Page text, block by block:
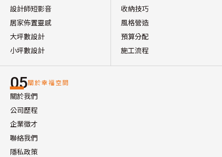
設計師短影音
居家佈置靈感
大坪數設計
小坪數設計
收納技巧
風格營造
預算分配
施工流程
05關於幸福空間
關於我們
公司歷程
企業徵才
聯絡我們
隱私政策